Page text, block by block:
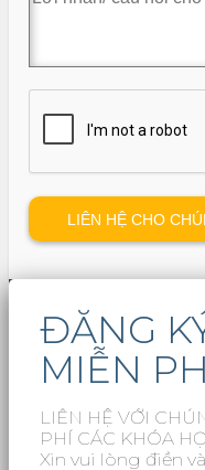
ĐĂNG
MIỄN
LIÊN HỆ VỚI
PHÍ CÁC KHÓA
Xin vui lòng điền